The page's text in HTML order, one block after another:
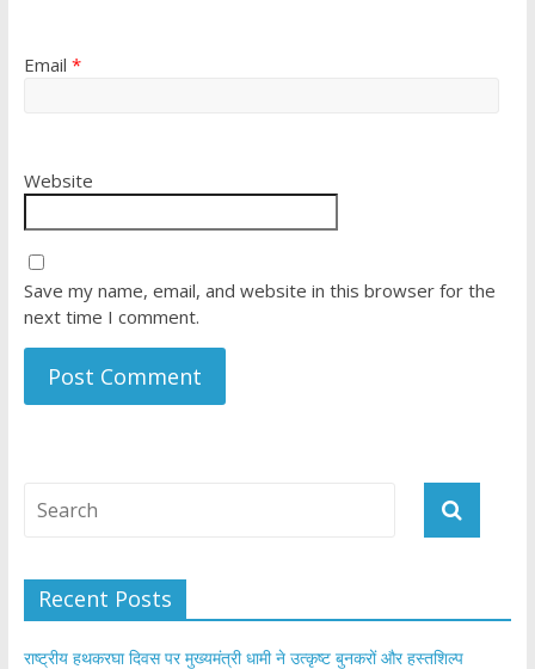
Email *
Website
Save my name, email, and website in this browser for the
next time I comment.
Recent Posts
राष्ट्रीय हथकरघा दिवस पर मुख्यमंत्री धामी ने उत्कृष्ट बुनकरों और हस्तशिल्प